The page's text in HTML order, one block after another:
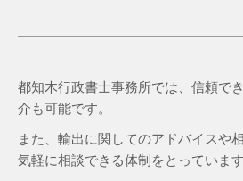
都知木行政書士事務所では、信頼で
介も可能です。
また、輸出に関してのアドバイスや
気軽に相談できる体制をとっています